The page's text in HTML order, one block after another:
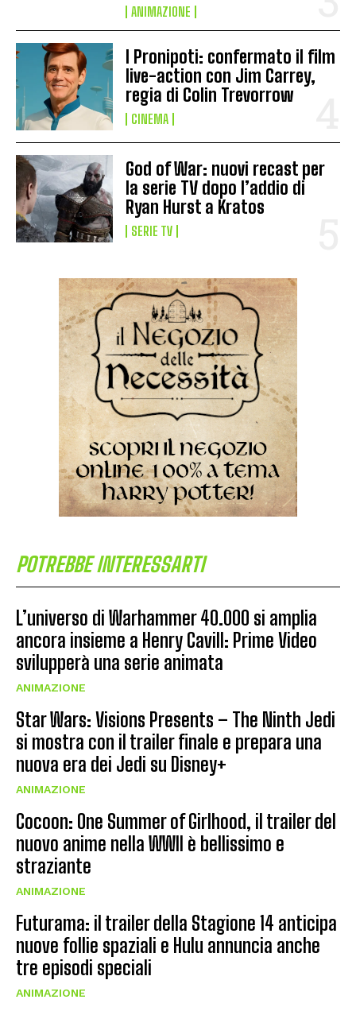
ANIMAZIONE
I Pronipoti: confermato il film
live-action con Jim Carrey,
regia di Colin Trevorrow
CINEMA
God of War: nuovi recast per
la serie TV dopo l’addio di
Ryan Hurst a Kratos
SERIE TV
POTREBBE INTERESSARTI
L’universo di Warhammer 40.000 si amplia
ancora insieme a Henry Cavill: Prime Video
svilupperà una serie animata
ANIMAZIONE
Star Wars: Visions Presents – The Ninth Jedi
si mostra con il trailer finale e prepara una
nuova era dei Jedi su Disney+
ANIMAZIONE
Cocoon: One Summer of Girlhood, il trailer del
nuovo anime nella WWII è bellissimo e
straziante
ANIMAZIONE
Futurama: il trailer della Stagione 14 anticipa
nuove follie spaziali e Hulu annuncia anche
tre episodi speciali
ANIMAZIONE